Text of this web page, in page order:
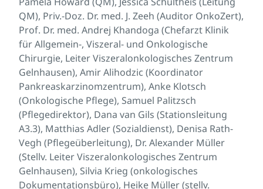
QM), Priv.-Doz. Dr. med. J. Zeeh (Auditor OnkoZert),
Prof. Dr. med. Andrej Khandoga (Chefarzt Klinik
für Allgemein-, Viszeral- und Onkologische
Chirurgie, Leiter Viszeralonkologisches Zentrum
Gelnhausen), Amir Alihodzic (Koordinator
Pankreaskarzinomzentrum), Anke Klotsch
(Onkologische Pflege), Samuel Palitzsch
(Pflegedirektor), Dana van Gils (Stationsleitung
A3.3), Matthias Adler (Sozialdienst), Denisa Rath-
Vegh (Pflegeüberleitung), Dr. Alexander Müller
(Stellv. Leiter Viszeralonkologisches Zentrum
Gelnhausen), Silvia Krieg (onkologisches
Dokumentationsbüro), Heike Müller (stellv.